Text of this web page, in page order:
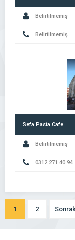
Belirtilmemiş
Belirtilmemiş
Sefa Pasta Cafe
Belirtilmemiş
0312 271 40 94
1 2